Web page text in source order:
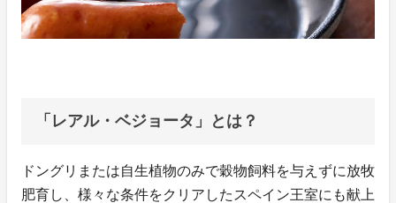
「レアル・ベジョータ」とは？
ドングリまたは自生植物のみで穀物飼料を与えずに放牧
肥育し、様々な条件をクリアしたスペイン王室にも献上